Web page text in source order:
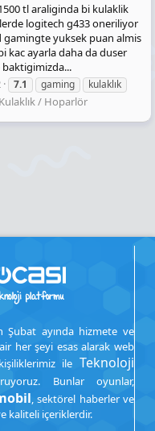
tl araliginda bi kulaklik
logitech g433 oneriliyor
gamingte yuksek puan almis
kac ayarla daha da duser
baktigimizda...
7.1 gaming
kulaklık
Kulaklık / Hoparlör
Şubat ayında hizmete ve
her şeyi esas alarak web
ile Teknoloji
Bunlar oyunlar,
, sektörel haberler ve
kaliteli içeriklerdir.